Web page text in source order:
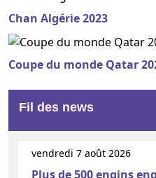
Chan Algérie 2023
Coupe du monde Qatar
Fil des news
vendredi 7 août 2026
Plus de 500 engins